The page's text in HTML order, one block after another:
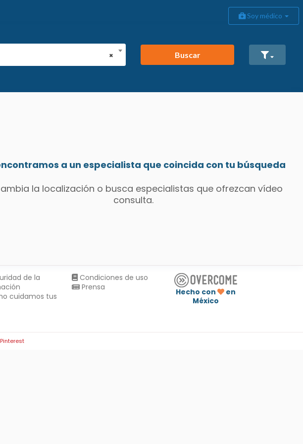
Soy médico
×
Buscar
a un especialista que coincida con tu búsqueda
la localización o busca especialistas que ofrezcan vídeo
consulta.
de la
cuidamos tus
Condiciones de uso
Prensa
Hecho con
en
México
Pinterest